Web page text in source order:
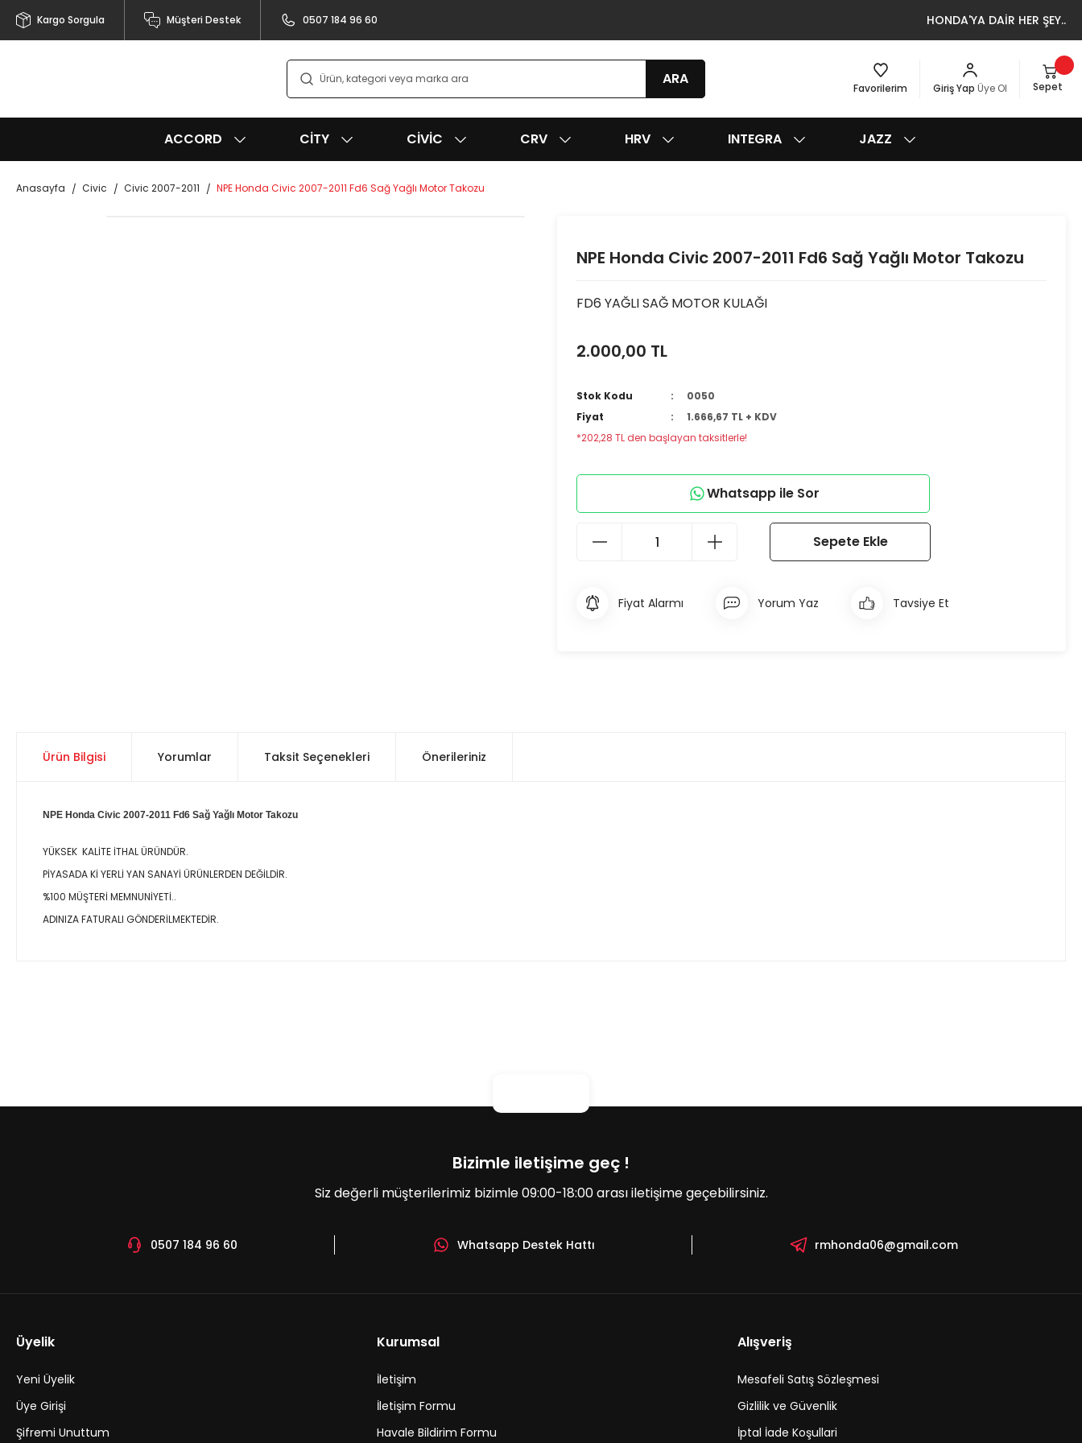
Kargo Sorgula Müşteri Destek 0507 184 96 60 HONDA'YA DAİR HER ŞEY..
ARA
Favorilerim Giriş Yap Üye Ol Sepet
ACCORD CITY CIVIC CRV HRV INTEGRA JAZZ
Anasayfa Civic Civic 2007-2011 NPE Honda Civic 2007-2011 Fd6 Sağ Yağlı Motor Takozu
NPE Honda Civic 2007-2011 Fd6 Sağ Yağlı Motor Takozu
FD6 YAĞLI SAĞ MOTOR KULAĞI
2.000,00 TL
Stok Kodu
0050
Fiyat
1.666,67 TL + KDV
*202,28 TL den başlayan taksitlerle!
Whatsapp ile Sor
Sepete Ekle
Fiyat Alarmı Yorum Yaz Tavsiye Et
Ürün Bilgisi Yorumlar Taksit Seçenekleri Önerileriniz
NPE Honda Civic 2007-2011 Fd6 Sağ Yağlı Motor Takozu
YÜKSEK KALİTE İTHAL ÜRÜNDÜR.
PİYASADA Kİ YERLİ YAN SANAYİ ÜRÜNLERDEN DEĞİLDİR.
%100 MÜŞTERİ MEMNUNİYETİ..
ADINIZA FATURALI GÖNDERİLMEKTEDİR.
Gönder
Bizimle iletişime geç !
Siz değerli müşterilerimiz bizimle 09:00-18:00 arası iletişime geçebilirsiniz.
0507 184 96 60 Whatsapp Destek Hattı rmhonda06@gmail.com
Üyelik
Yeni Üyelik
Üye Girişi
Şifremi Unuttum
Kurumsal
İletişim
İletişim Formu
Havale Bildirim Formu
Alışveriş
Mesafeli Satış Sözleşmesi
Gizlilik ve Güvenlik
İptal İade Koşullari